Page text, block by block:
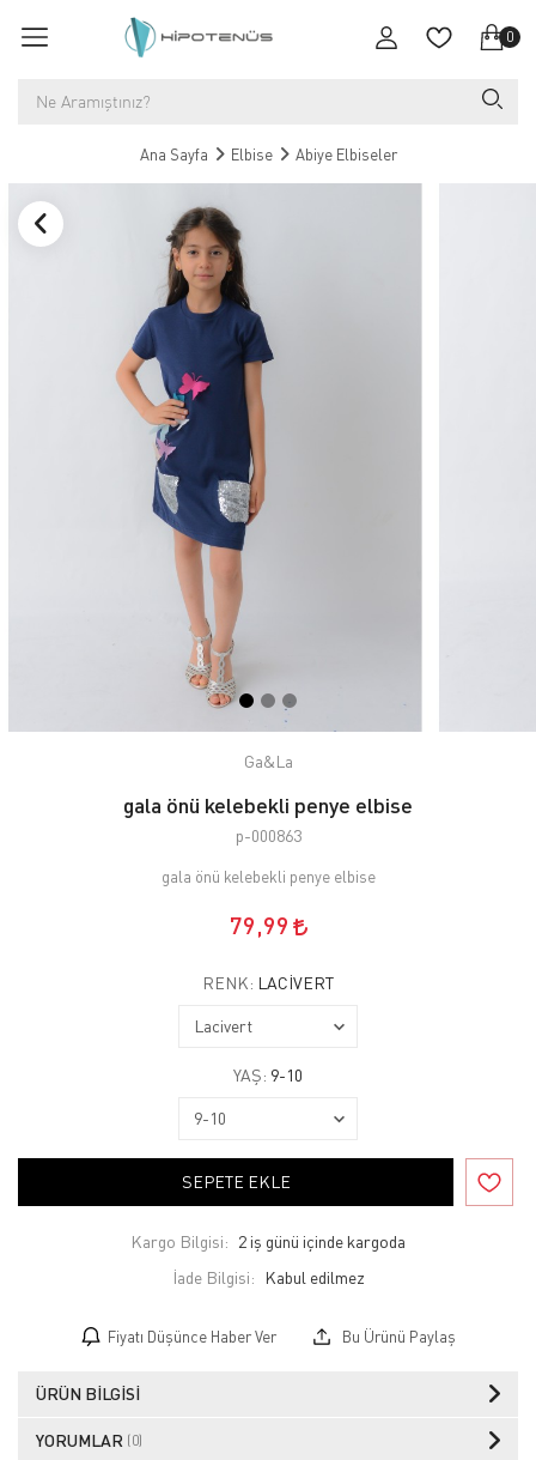
0
Ana Sayfa Elbise Abiye Elbiseler
Ga&La
gala önü kelebekli penye elbise
p-000863
gala önü kelebekli penye elbise
79,99
RENK: LACIVERT
YAŞ: 9-10
SEPETE EKLE
Kargo Bilgisi: 2 iş günü içinde kargoda
İade Bilgisi:
Fiyatı Düşünce Haber Ver Bu Ürünü Paylaş
ÜRÜN BILGISI
YORUMLAR (0)